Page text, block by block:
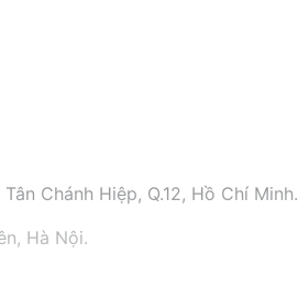
Chánh Hiệp, Q.12, Hồ Chí Minh.
Hà Nội.